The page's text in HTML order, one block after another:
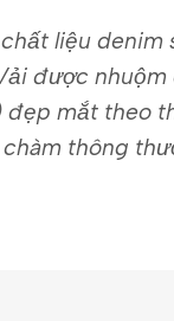
liệu
được
đẹp mắt theo
thông